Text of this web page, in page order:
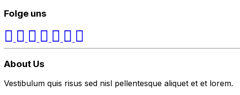
Folge uns
About Us
Vestibulum quis risus sed nisl pellentesque aliquet et et lorem.